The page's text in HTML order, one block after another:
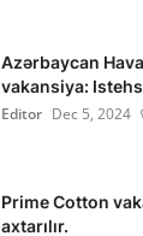
Azərbaycan
vakansiya:
Editor Dec 5, 2024
Prime Cotton
axtarılır.